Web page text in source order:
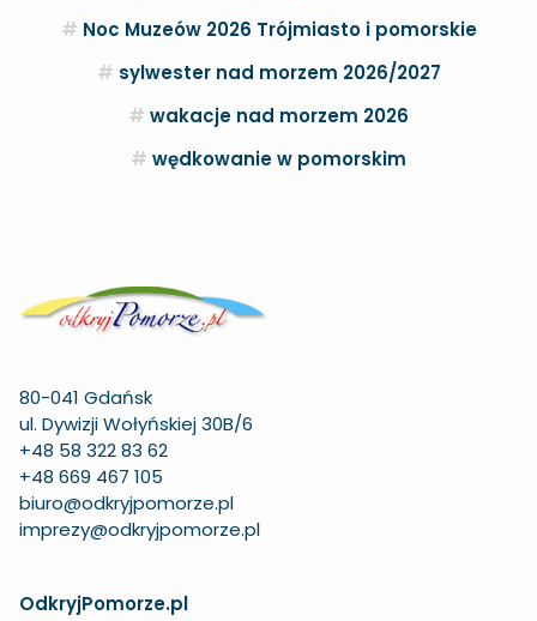
Noc Muzeów 2026 Trójmiasto i pomorskie
sylwester nad morzem 2026/2027
wakacje nad morzem 2026
wędkowanie w pomorskim
80-041 Gdańsk
ul. Dywizji Wołyńskiej 30B/6
+48 58 322 83 62
+48 669 467 105
biuro@odkryjpomorze.pl
imprezy@odkryjpomorze.pl
OdkryjPomorze.pl